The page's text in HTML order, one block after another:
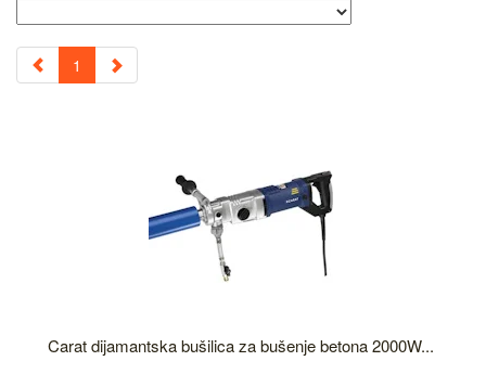
1
Carat dijamantska bušilica za bušenje betona 2000W...